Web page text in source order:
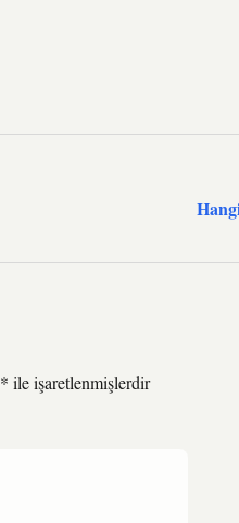
* ile işaretlenmişlerdir